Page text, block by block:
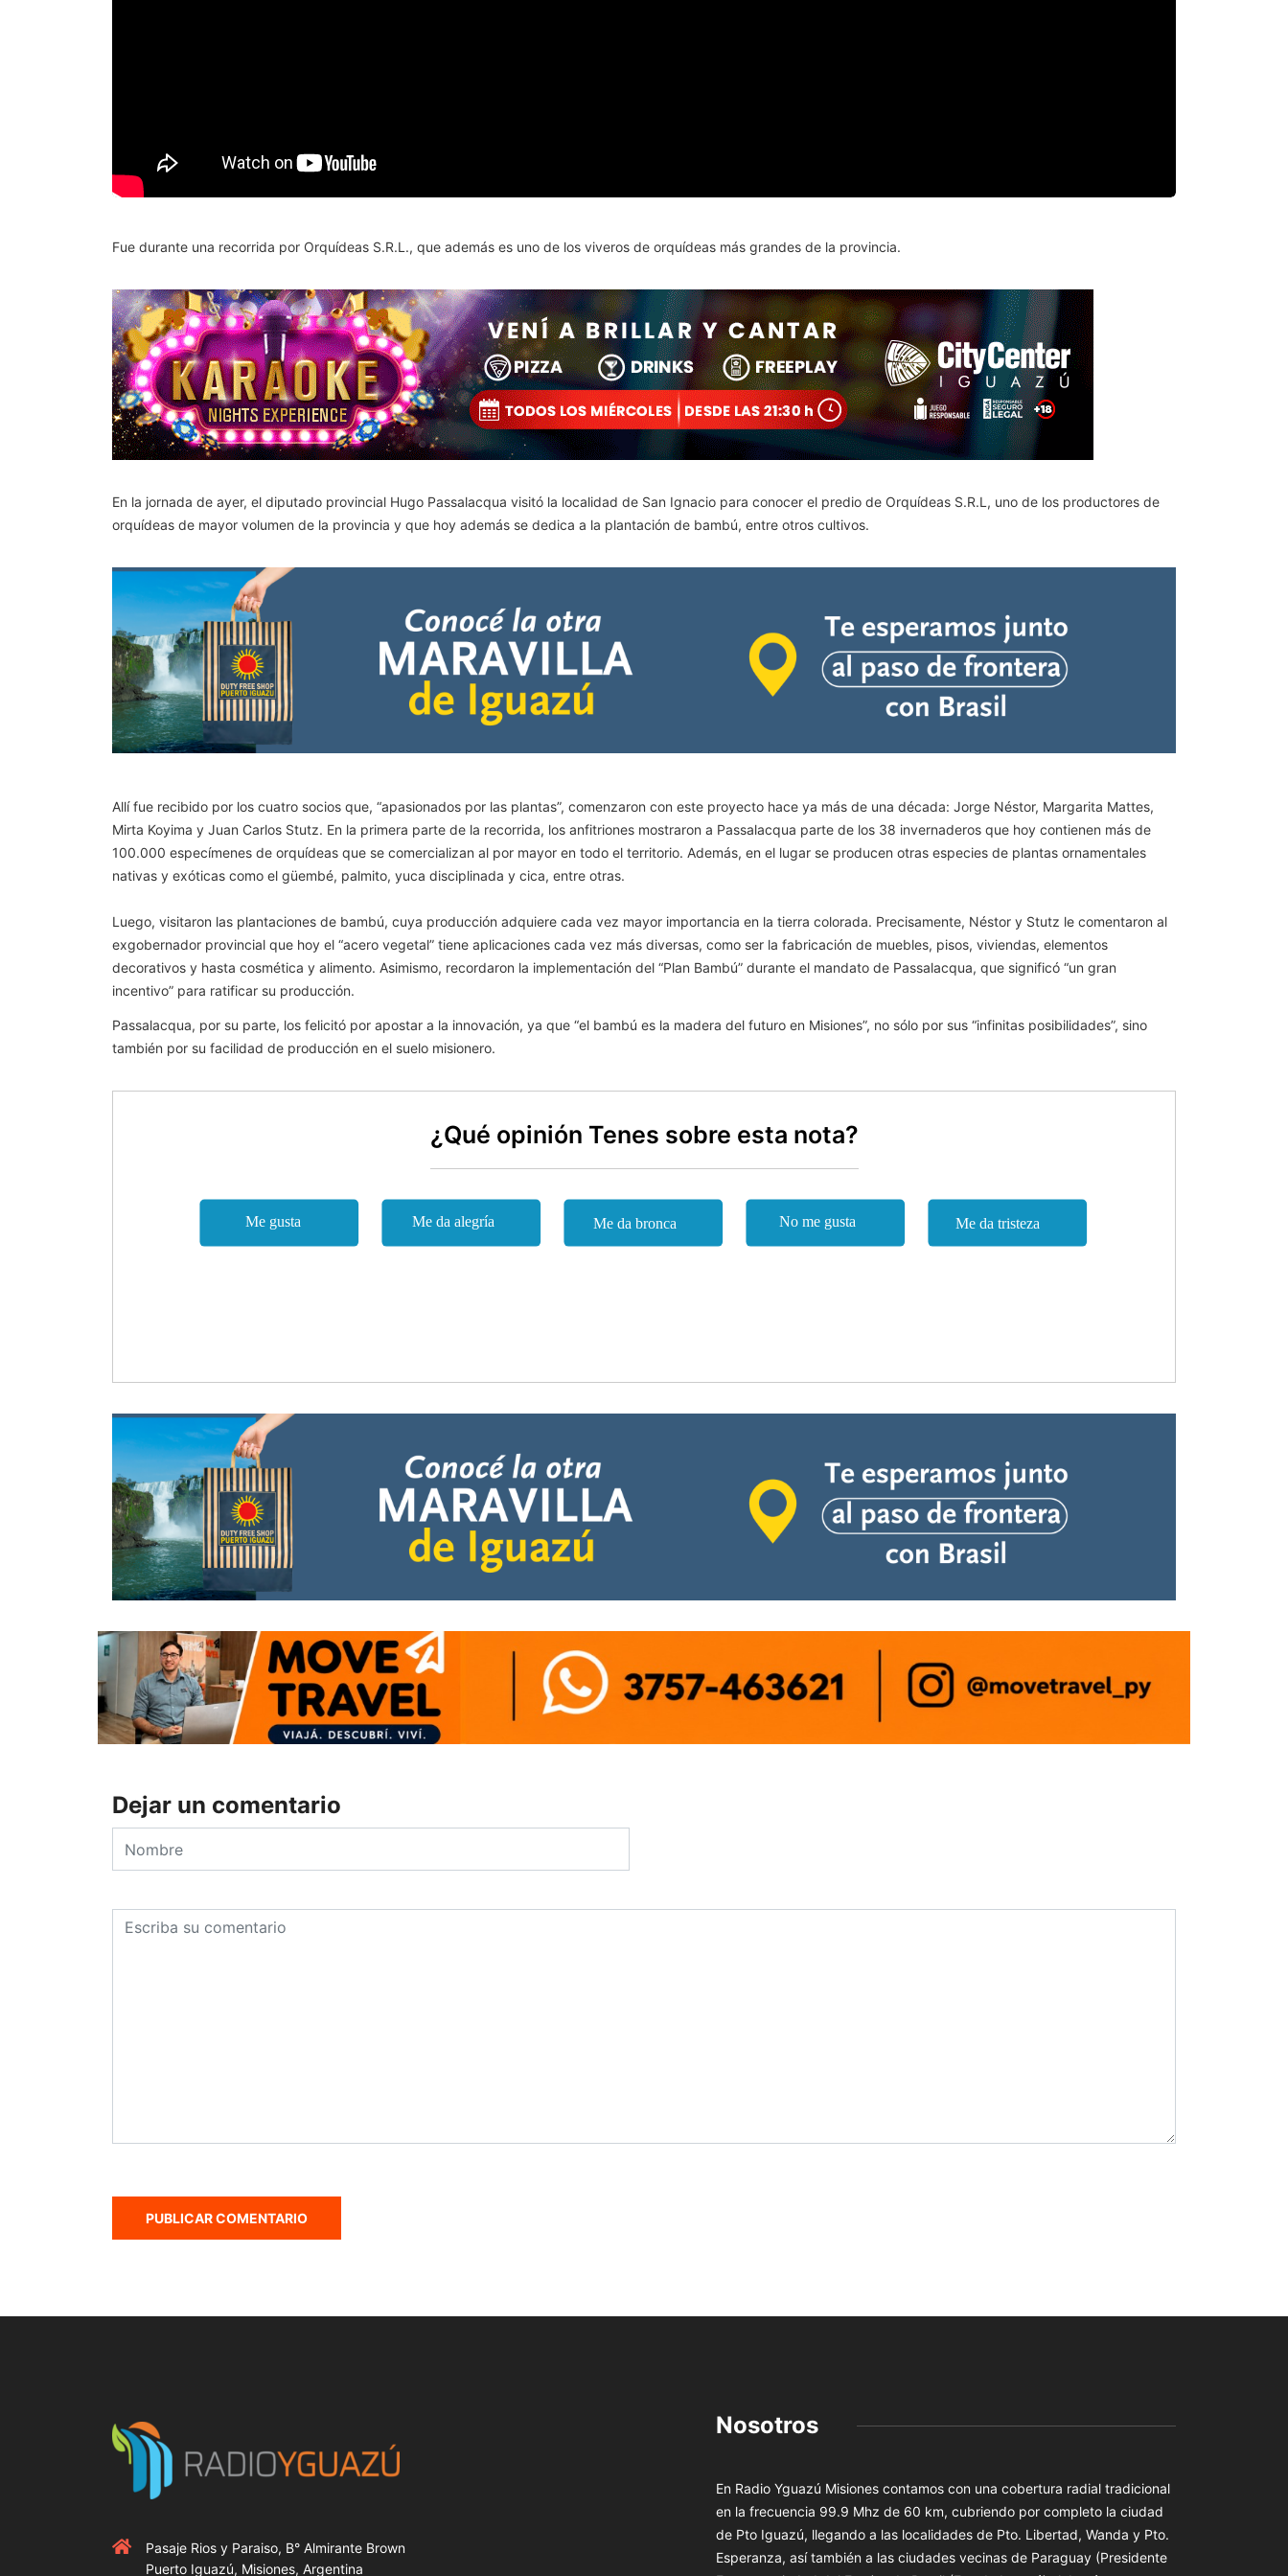
Fue durante una recorrida por Orquídeas S.R.L., que además es uno de los viveros de orquídeas más grandes de la provincia.
En la jornada de ayer, el diputado provincial Hugo Passalacqua visitó la localidad de San Ignacio para conocer el predio de Orquídeas S.R.L, uno de los productores de
orquídeas de mayor volumen de la provincia y que hoy además se dedica a la plantación de bambú, entre otros cultivos.
Allí fue recibido por los cuatro socios que, “apasionados por las plantas”, comenzaron con este proyecto hace ya más de una década: Jorge Néstor, Margarita Mattes,
Mirta Koyima y Juan Carlos Stutz. En la primera parte de la recorrida, los anfitriones mostraron a Passalacqua parte de los 38 invernaderos que hoy contienen más de
100.000 especímenes de orquídeas que se comercializan al por mayor en todo el territorio. Además, en el lugar se producen otras especies de plantas ornamentales
nativas y exóticas como el güembé, palmito, yuca disciplinada y cica, entre otras.
Luego, visitaron las plantaciones de bambú, cuya producción adquiere cada vez mayor importancia en la tierra colorada. Precisamente, Néstor y Stutz le comentaron al
exgobernador provincial que hoy el “acero vegetal” tiene aplicaciones cada vez más diversas, como ser la fabricación de muebles, pisos, viviendas, elementos
decorativos y hasta cosmética y alimento. Asimismo, recordaron la implementación del “Plan Bambú” durante el mandato de Passalacqua, que significó “un gran
incentivo” para ratificar su producción.
Passalacqua, por su parte, los felicitó por apostar a la innovación, ya que “el bambú es la madera del futuro en Misiones”, no sólo por sus “infinitas posibilidades”, sino
también por su facilidad de producción en el suelo misionero.
¿Qué opinión Tenes sobre esta nota?
Dejar un comentario
Pasaje Rios y Paraiso, B° Almirante Brown
Puerto Iguazú, Misiones, Argentina
Nosotros
En Radio Yguazú Misiones contamos con una cobertura radial tradicional
en la frecuencia 99.9 Mhz de 60 km, cubriendo por completo la ciudad
de Pto Iguazú, llegando a las localidades de Pto. Libertad, Wanda y Pto.
Esperanza, así también a las ciudades vecinas de Paraguay (Presidente